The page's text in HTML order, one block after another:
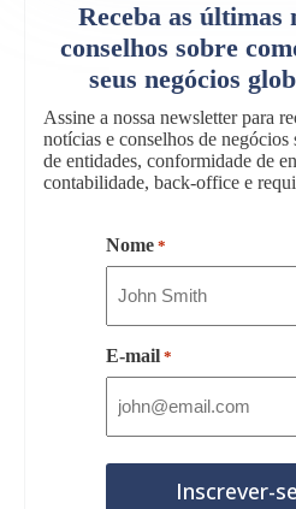
Receba as últimas
conselhos sobre
seus negócios
Assine a nossa newsletter para
notícias e conselhos de negócios
de entidades, conformidade de
contabilidade, back-office e
Nome *
E-mail *